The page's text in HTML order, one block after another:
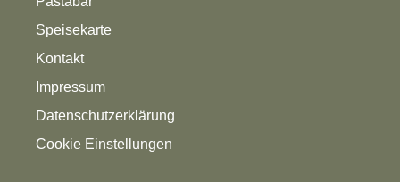
Speisekarte
Kontakt
Impressum
Datenschutzerklärung
Cookie Einstellungen